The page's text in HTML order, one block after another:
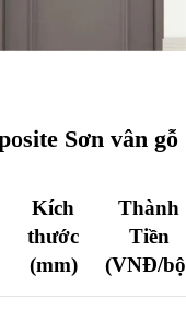
Sơn vân gỗ
Kích
thước
(mm)
Thành
Tiền
(VNĐ/